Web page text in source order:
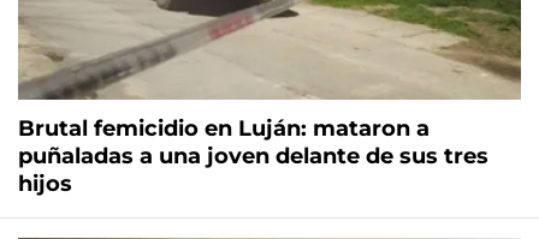
Brutal femicidio en Luján: mataron a
puñaladas a una joven delante de sus tres
hijos